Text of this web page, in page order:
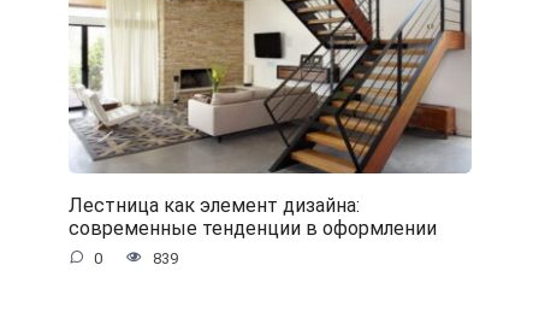
Лестница как элемент дизайна:
современные тенденции в оформлении
0 839